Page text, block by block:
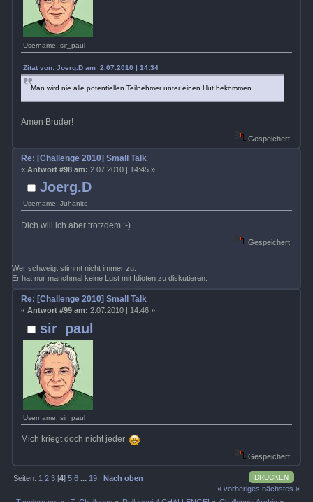
Username: sir_paul
Zitat von: Joerg.D am 2.07.2010 | 14:34
Man wird nie alle potentiellen Teilnehmer unter einen Hut bekommen
Amen Bruder!
Gespeichert
Joerg.D
Username: Juhanito
Re: [Challenge 2010] Small Talk
« Antwort #98 am: 2.07.2010 | 14:45 »
Dich will ich aber trotzdem :-)
Gespeichert
Wer schweigt stimmt nicht immer zu.
Er hat nur manchmal keine Lust mit Idioten zu diskutieren.
sir_paul
Username: sir_paul
Re: [Challenge 2010] Small Talk
« Antwort #99 am: 2.07.2010 | 14:46 »
Mich kriegt doch nicht jeder
Gespeichert
DRUCKEN
Seiten: 1 2 3 [4]5 6 ... 19
Nach oben
« vorheriges nächstes »